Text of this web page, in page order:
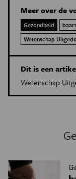
Meer over de
Gezondheid
Wetenschap
Dit is een
Wetenschap